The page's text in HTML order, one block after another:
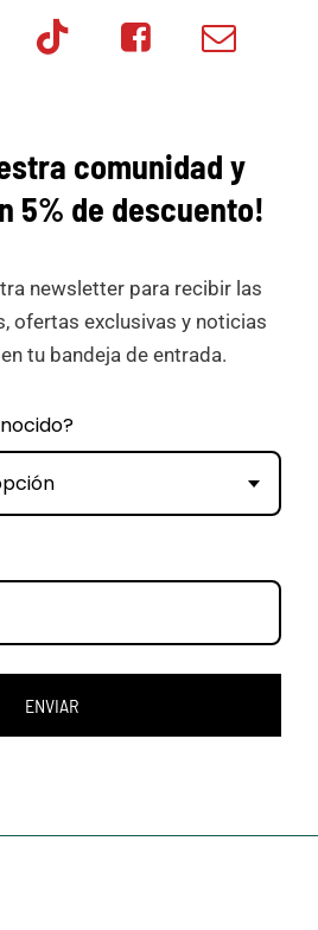
Tok
Minicar Minicar
comunidad y
5% de descuento!
newsletter para recibir las
ofertas exclusivas y noticias
tu bandeja de entrada.
ENVIAR